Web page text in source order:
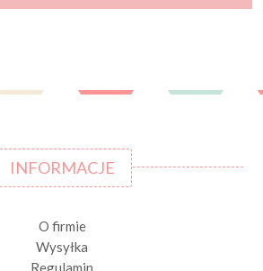
INFORMACJE
O firmie
Wysyłka
Regulamin